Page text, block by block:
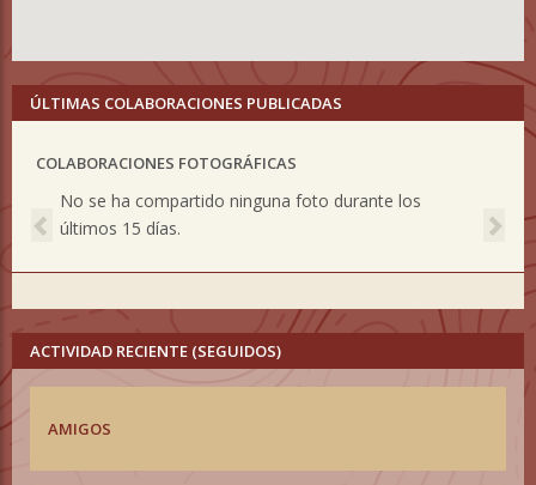
ÚLTIMAS COLABORACIONES PUBLICADAS
COLABORACIONES FOTOGRÁFICAS
No se ha compartido ninguna foto durante los
últimos 15 días.
Previous
ACTIVIDAD RECIENTE (SEGUIDOS)
AMIGOS